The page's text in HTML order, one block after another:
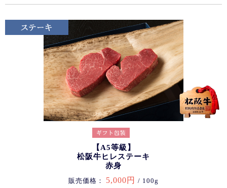
【A5等級】
松阪牛ヒレステーキ
赤身
販売価格： 5,000円 / 100g